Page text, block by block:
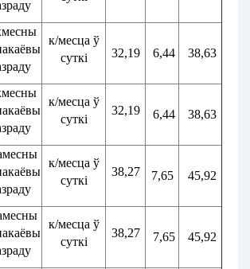
к/месца ў
суткі
32,19 6,44 38,63
к/месца ў
суткі
32,19 6,44 38,63
к/месца ў
суткі
38,27 7,65 45,92
к/месца ў
суткі
38,27 7,65 45,92